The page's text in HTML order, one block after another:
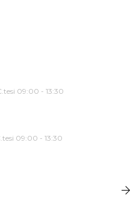
09:00 - 13:30
09:00 - 13:30